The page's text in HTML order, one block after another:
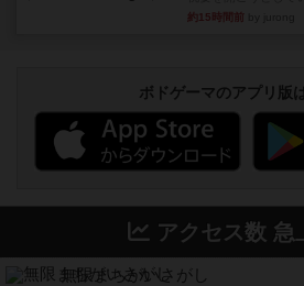
約15時間前
ボドゲーマのアプリ版
アクセス数 急
無限まちがいさがし